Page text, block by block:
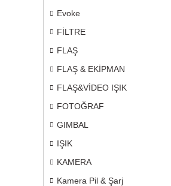
Evoke
FİLTRE
FLAŞ
FLAŞ & EKİPMAN
FLAŞ&VİDEO IŞIK
FOTOĞRAF
GIMBAL
IŞIK
KAMERA
Kamera Pil & Şarj